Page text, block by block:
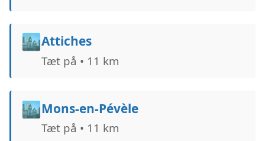
🏙️Attiches
Tæt på • 11 km
🏙️Mons-en-Pévèle
Tæt på • 11 km